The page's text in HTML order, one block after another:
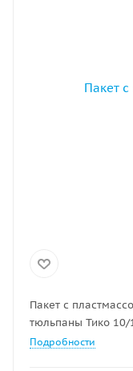
Пакет с
тюльпаны Тико 10/
Подробности